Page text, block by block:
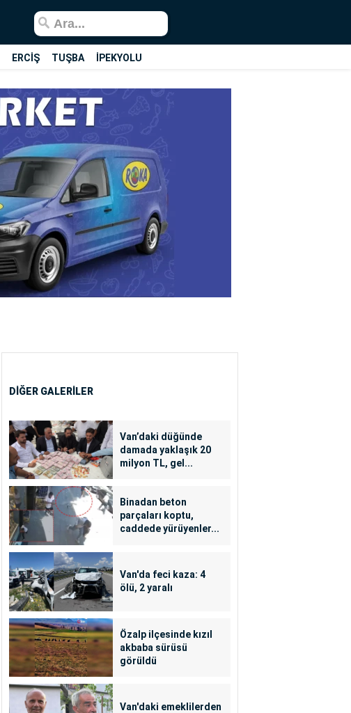
ERCİŞ TUŞBA İPEKYOLU
DİĞER GALERİLER
Van’daki düğünde
damada yaklaşık 20
milyon TL, gel...
Binadan beton
parçaları koptu,
caddede yürüyenler...
Van'da feci kaza: 4
ölü, 2 yaralı
Özalp ilçesinde kızıl
akbaba sürüsü
görüldü
Van'daki emeklilerden